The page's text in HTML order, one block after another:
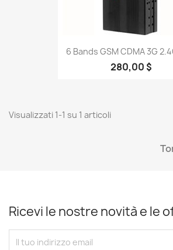
6 Bands GSM CDMA 3G
280,00 $
Visualizzati 1-1 su 1 articoli
Ricevi le nostre novità e le